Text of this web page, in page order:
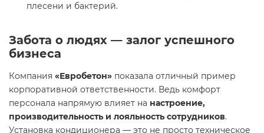
плесени и бактерий.
Забота о людях — залог успешного
бизнеса
Компания «Евробетон» показала отличный пример
корпоративной ответственности. Ведь комфорт
персонала напрямую влияет на настроение,
производительность и лояльность сотрудников.
Установка кондиционера — это не просто техническое